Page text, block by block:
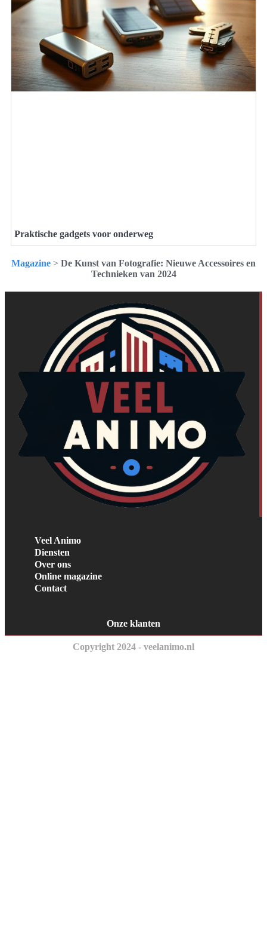
Praktische gadgets voor onderweg
Magazine > De Kunst van Fotografie: Nieuwe Accessoires en
Technieken van 2024
Veel Animo
Diensten
Over ons
Online magazine
Contact
Onze klanten
Copyright 2024 - veelanimo.nl